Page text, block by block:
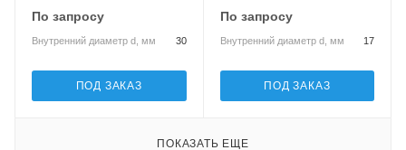
По запросу
Внутренний диаметр d, мм 30
ПОД ЗАКАЗ
По запросу
Внутренний диаметр d, мм 17
ПОД ЗАКАЗ
ПОКАЗАТЬ ЕЩЕ